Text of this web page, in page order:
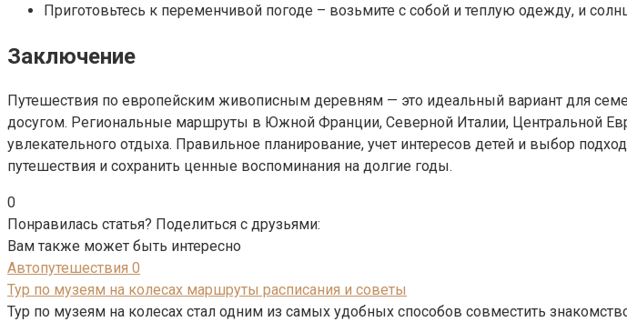
Приготовьтесь к переменчивой погоде – возьмите с собой и теплую одежду, и
Заключение
Путешествия по европейским живописным деревням — это идеальный вариант для
досугом. Региональные маршруты в Южной Франции, Северной Италии, Центральной
увлекательного отдыха. Правильное планирование, учет интересов детей и выбор
путешествия и сохранить ценные воспоминания на долгие годы.
0
Понравилась статья? Поделиться с друзьями:
Вам также может быть интересно
Автопутешествия 0
Тур по музеям на колесах маршруты расписания и советы
Тур по музеям на колесах стал одним из самых удобных способов совместить